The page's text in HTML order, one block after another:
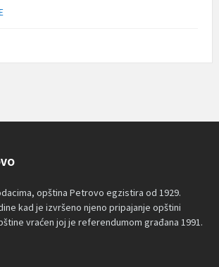
opština Petrovo egzistira od 1929.
kad je izvršeno njeno pripajanje opštini
vraćen joj je referendumom građana 1991.